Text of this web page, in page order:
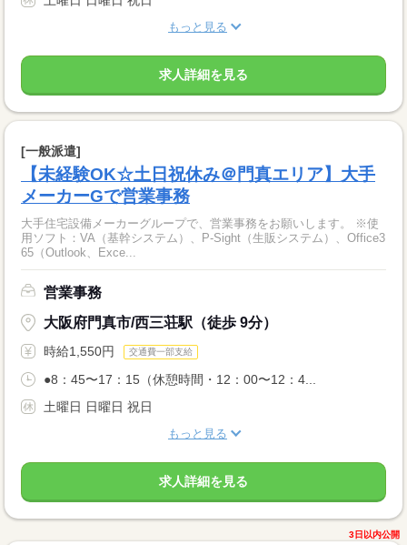
もっと見る
求人詳細を見る
[一般派遣]
【未経験OK☆土日祝休み＠門真エリア】大手
メーカーGで営業事務
大手住宅設備メーカーグループで、営業事務をお願いします。 ※使
用ソフト：VA（基幹システム）、P-Sight（生販システム）、Office3
65（Outlook、Exce...
営業事務
大阪府門真市/西三荘駅（徒歩 9分）
時給1,550円 交通費一部支給
●8：45〜17：15（休憩時間・12：00〜12：4...
土曜日 日曜日 祝日
もっと見る
求人詳細を見る
3日以内公開